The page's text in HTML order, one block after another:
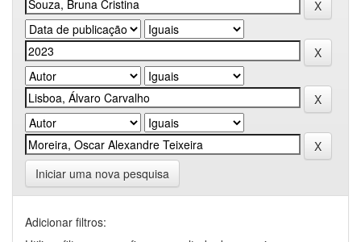
Iniciar uma nova pesquisa
Adicionar filtros: